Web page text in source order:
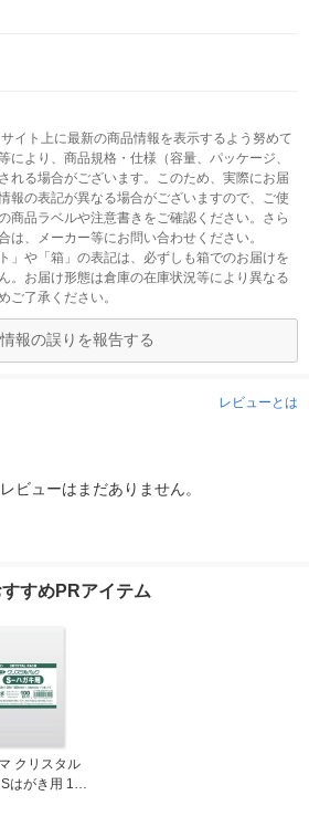
イト上に最新の商品情報を表示するよう努めて
により、商品規格・仕様（容量、パッケージ、
れる場合がございます。このため、実際にお届
報の表記が異なる場合がございますので、ご使
商品ラベルや注意書きをご確認ください。さら
は、メーカー等にお問い合わせください。
」や「箱」の表記は、必ずしも箱でのお届けを
。お届け形態は倉庫の在庫状況等により異なる
ご了承ください。
報の誤りを報告する
レビューとは
ビューはまだありません。
すめPRアイテム
クリスタル
はがき用 100
1袋(10